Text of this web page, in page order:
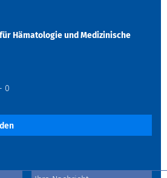
Hämatologie und Medizinische
0